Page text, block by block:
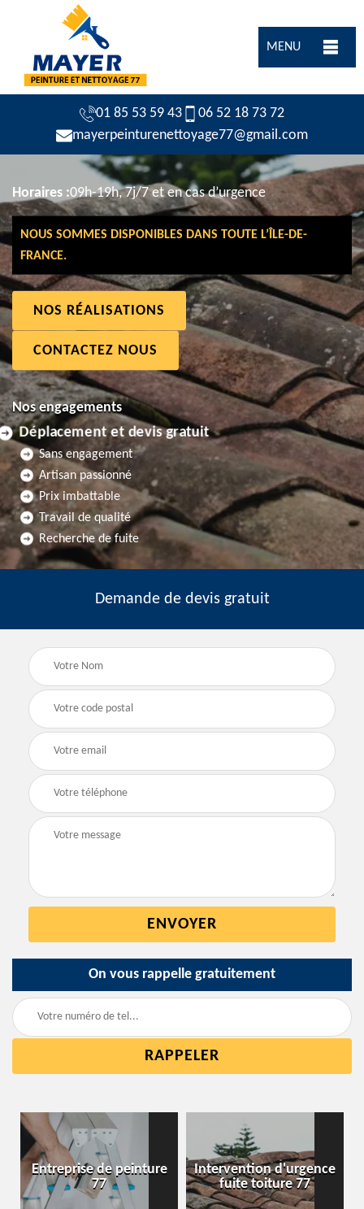
MENU
01 85 53 59 43
06 52 18 73 72
mayerpeinturenettoyage77@gmail.com
Horaires :09h-19h, 7j/7 et en cas d’urgence
NOUS SOMMES DISPONIBLES DANS TOUTE L’ÎLE-DE-
FRANCE.
NOS RÉALISATIONS
CONTACTEZ NOUS
Nos engagements
Déplacement et devis gratuit
Sans engagement
Artisan passionné
Prix imbattable
Travail de qualité
Recherche de fuite
Demande de devis gratuit
On vous rappelle gratuitement
Entreprise de peinture
77
Intervention d'urgence
fuite toiture 77